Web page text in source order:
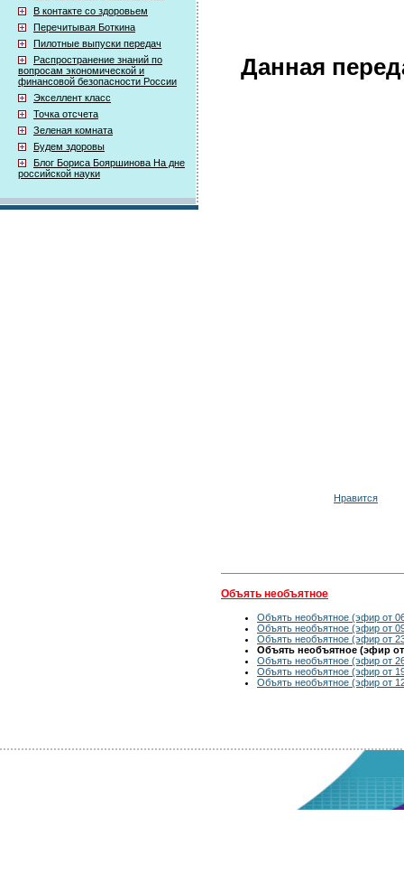
В контакте со здоровьем
Перечитывая Боткина
Пилотные выпуски передач
Распространение знаний по
вопросам экономической и
финансовой безопасности России
Экселлент класс
Точка отсчета
Зеленая комната
Будем здоровы
Блог Бориса Бояршинова На дне
российской науки
Данная
Нравится
Объять необъятное
Объять необъятное (эфир от
Объять необъятное (эфир от
Объять необъятное (эфир от
Объять необъятное (эфир от
Объять необъятное (эфир от
Объять необъятное (эфир от
Объять необъятное (эфир от